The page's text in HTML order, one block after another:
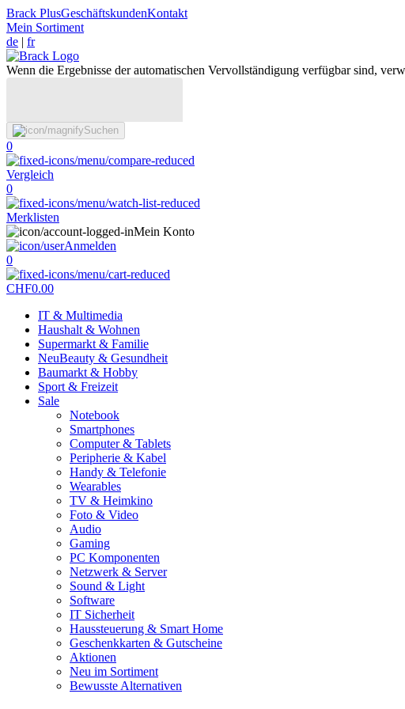
Brack PlusGeschäftskundenKontakt
Mein Sortiment
de | fr
Wenn die Ergebnisse der automatischen Vervollständigung verfügbar sind,
Suchen
0
Vergleich
0
Merklisten
Mein Konto
Anmelden
0
CHF0.00
IT & Multimedia
Haushalt & Wohnen
Supermarkt & Familie
NeuBeauty & Gesundheit
Baumarkt & Hobby
Sport & Freizeit
Sale
Notebook
Smartphones
Computer & Tablets
Peripherie & Kabel
Handy & Telefonie
Wearables
TV & Heimkino
Foto & Video
Audio
Gaming
PC Komponenten
Netzwerk & Server
Sound & Light
Software
IT Sicherheit
Haussteuerung & Smart Home
Geschenkkarten & Gutscheine
Aktionen
Neu im Sortiment
Bewusste Alternativen